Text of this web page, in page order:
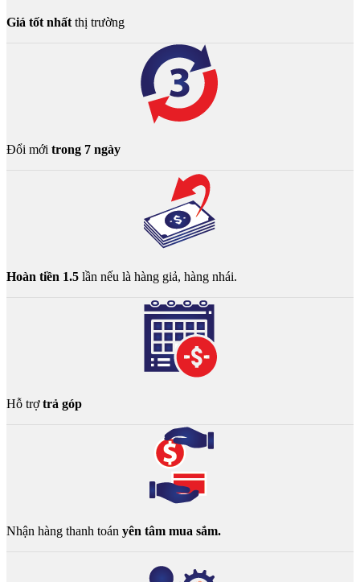
Giá tốt nhất thị trường
Đổi mới trong 7 ngày
Hoàn tiền 1.5 lần nếu là hàng giả, hàng nhái.
Hỗ trợtrả góp
Nhận hàng thanh toán yên tâm mua sắm.